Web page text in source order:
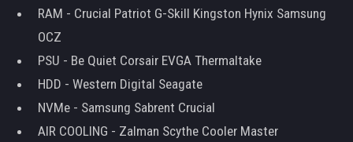
RAM - Crucial Patriot G-Skill Kingston Hynix Samsung
OCZ
PSU - Be Quiet Corsair EVGA Thermaltake
HDD - Western Digital Seagate
NVMe - Samsung Sabrent Crucial
AIR COOLING - Zalman Scythe Cooler Master